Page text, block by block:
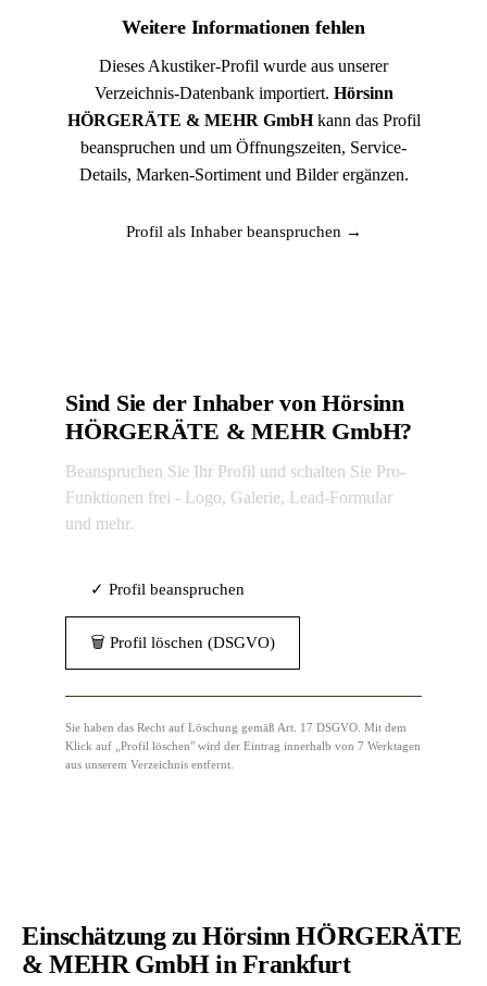
Weitere Informationen fehlen
Dieses Akustiker-Profil wurde aus unserer
Verzeichnis-Datenbank importiert. Hörsinn
HÖRGERÄTE & MEHR GmbHkann das Profil
beanspruchen und um Öffnungszeiten, Service-
Details, Marken-Sortiment und Bilder ergänzen.
Profil als Inhaber beanspruchen →
Sind Sie der Inhaber von Hörsinn
HÖRGERÄTE & MEHR GmbH?
Beanspruchen Sie Ihr Profil und schalten Sie Pro-
Funktionen frei - Logo, Galerie, Lead-Formular
und mehr.
✓ Profil beanspruchen
🗑 Profil löschen (DSGVO)
Sie haben das Recht auf Löschung gemäß Art. 17 DSGVO. Mit dem
Klick auf „Profil löschen" wird der Eintrag innerhalb von 7 Werktagen
aus unserem Verzeichnis entfernt.
Einschätzung zu Hörsinn HÖRGERÄTE
& MEHR GmbH in Frankfurt